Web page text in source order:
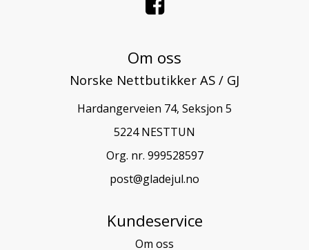
Om oss
Norske Nettbutikker AS / GJ
Hardangerveien 74, Seksjon 5
5224 NESTTUN
Org. nr. 999528597
post@gladejul.no
Kundeservice
Om oss